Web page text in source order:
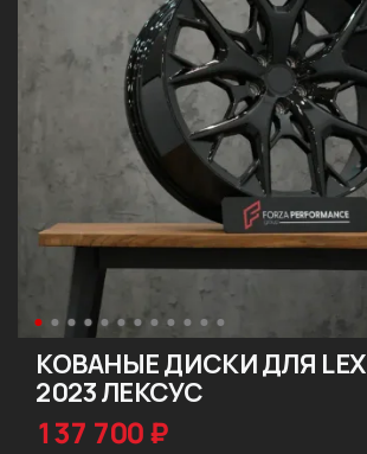
КОВАНЫЕ ДИСКИ ДЛЯ
2023 ЛЕКСУС
137 700 ₽